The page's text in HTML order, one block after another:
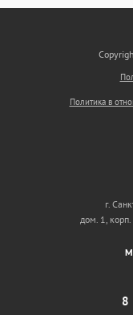
Политика в
г.
дом. 1,
8